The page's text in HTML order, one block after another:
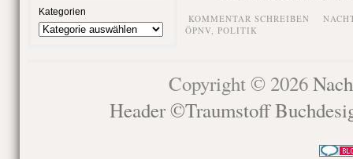
Kategorien
KOMMENTAR SCHREIBEN
ÖPNV, POLITIK
Copyright © 2026
Header ©Traumstoff